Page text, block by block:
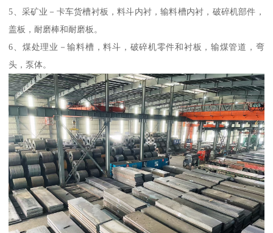
5、采矿业－卡车货槽衬板，料斗内衬，输料槽内衬，破碎机部件，
盖板，耐磨棒和耐磨板。
6、煤处理业－输料槽，料斗，破碎机零件和衬板，输煤管道，弯
头，泵体。